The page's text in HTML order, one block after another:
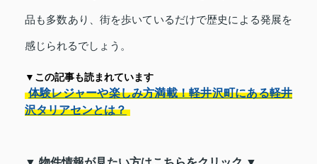
品も多数あり、街を歩いているだけで歴史による発展を
感じられるでしょう。
▼この記事も読まれています
体験レジャーや楽しみ方満載！軽井沢町にある軽井
沢タリアセンとは？